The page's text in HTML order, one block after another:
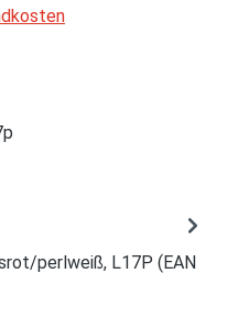
perlweiß, L17P (EAN